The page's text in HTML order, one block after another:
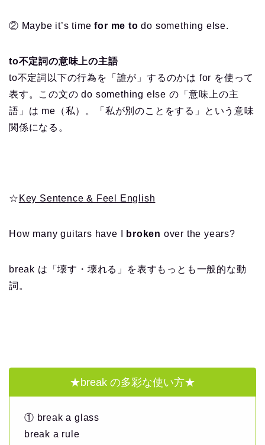
② Maybe it’s timefor me to do something else.
to不定詞の意味上の主語
to不定詞以下の行為を「誰が」するのかは for を使って
表す。この文の do something else の「意味上の主
語」は me（私）。「私が別のことをする」という意味
関係になる。
☆ Key Sentence & Feel English
How many guitars have I broken over the years?
break は「壊す・壊れる」を表すもっとも一般的な動
詞。
★break の多彩な使い方★
① break a glass
break a rule